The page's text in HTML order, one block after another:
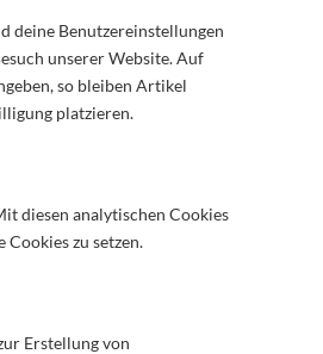
deine Benutzereinstellungen
unserer Website. Auf
so bleiben Artikel
platzieren.
diesen analytischen Cookies
zu setzen.
Erstellung von